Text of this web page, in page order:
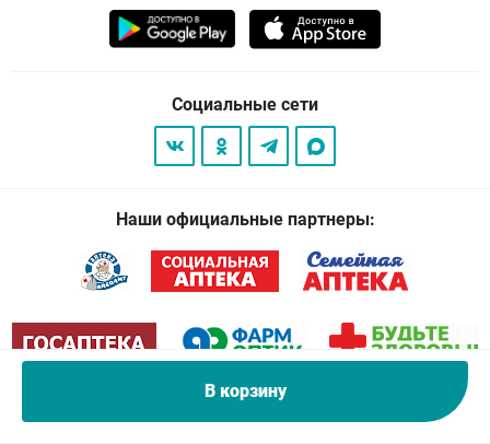
В корзину
Социальные сети
Наши официальные партнеры: